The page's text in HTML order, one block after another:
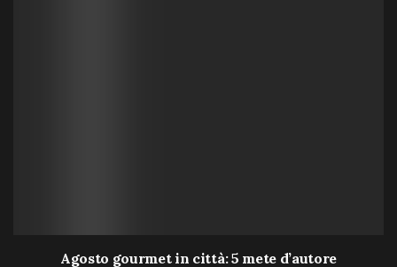
Agosto gourmet in città: 5 mete d’autore